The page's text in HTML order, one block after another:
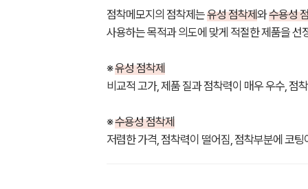
점착메모지의 점착제는유성 점착제와수용성
사용하는 목적과 의도에 맞게 적절한 제품을 선
※유성 점착제
비교적 고가, 제품 질과 점착력이 매우 우수, 점
※수용성 점착제
저렴한 가격, 점착력이 떨어짐, 점착부분에 코